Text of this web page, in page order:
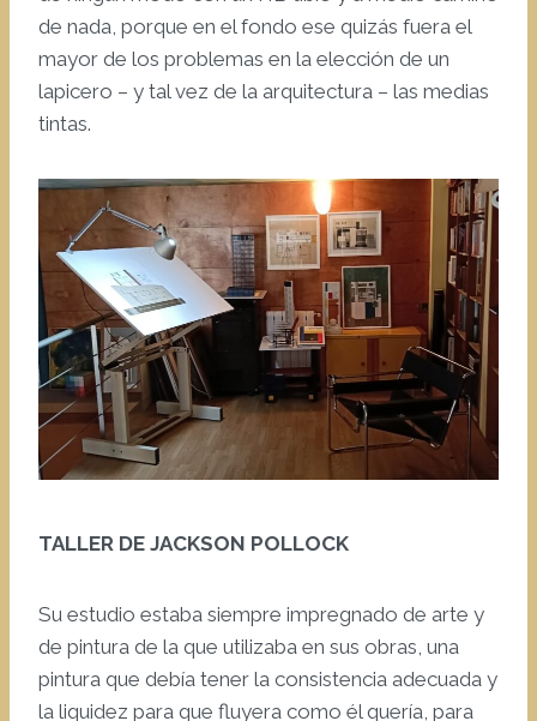
de nada, porque en el fondo ese quizás fuera el
mayor de los problemas en la elección de un
lapicero – y tal vez de la arquitectura – las medias
tintas.
TALLER DE JACKSON POLLOCK
Su estudio estaba siempre impregnado de arte y
de pintura de la que utilizaba en sus obras, una
pintura que debía tener la consistencia adecuada y
la liquidez para que fluyera como él quería, para